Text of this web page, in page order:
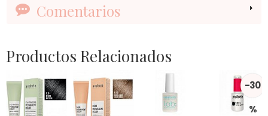
Comentarios
Productos Relacionados
-30
%